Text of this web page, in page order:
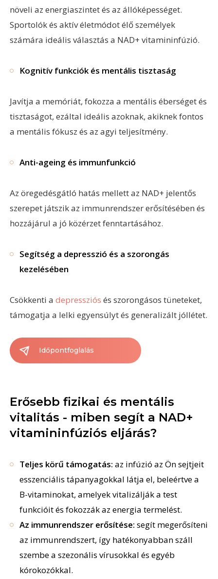
növeli az energiaszintet és az állóképességet.
Sportolók és aktív életmódot élő személyek
számára ideális választás a NAD+ vitamininfúzió.
Kognitív funkciók és mentális tisztaság
Javítja a memóriát, fokozza a mentális éberséget és
tisztaságot, ezáltal ideális azoknak, akiknek fontos
a mentális fókusz és az agyi teljesítmény.
Anti-ageing és immunfunkció
Az öregedésgátló hatás mellett az NAD+ jelentős
szerepet játszik az immunrendszer erősítésében és
hozzájárul a jó közérzet fenntartásához.
Segítség a depresszió és a szorongás
kezelésében
Csökkenti a depressziós és szorongásos tüneteket,
támogatja a lelki egyensúlyt és generalizált jóllétet.
Időpontfoglalás
Erősebb fizikai és mentális
vitalitás - miben segít a NAD+
vitamininfúziós eljárás?
Teljes körű támogatás: az infúzió az Ön sejtjeit
esszenciális tápanyagokkal látja el, beleértve a
B-vitaminokat, amelyek vitalizálják a test
funkcióit és fokozzák az energia termelést.
Az immunrendszer erősítése: segít megerősíteni
az immunrendszert, így hatékonyabban száll
szembe a szezonális vírusokkal és egyéb
kórokozókkal.